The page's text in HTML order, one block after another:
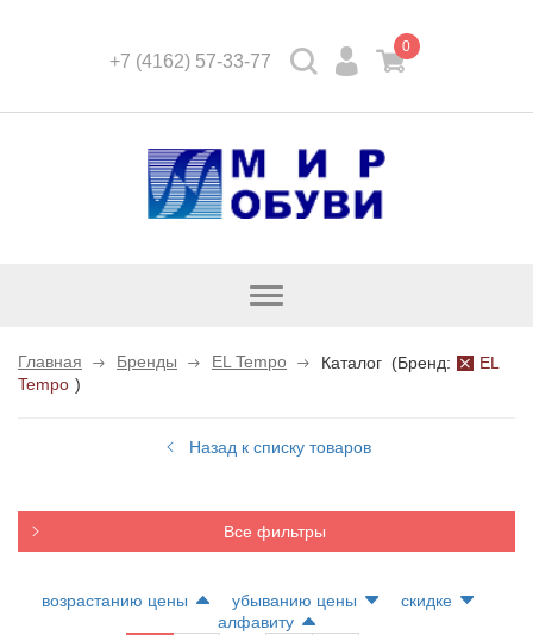
+7 (4162) 57-33-77
0
Открыть
Главная Бренды EL Tempo Каталог (Бренд:
EL
Tempo )
Назад к списку товаров
Все фильтры
возрастанию цены убыванию цены
скидке
алфавиту